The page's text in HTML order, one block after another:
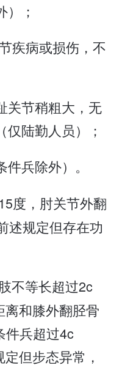
；
疾病或损伤，不
关节稍粗大，无
陆勤人员）；
兵除外）。
度，肘关节外翻
述规定但存在功
不等长超过2c
和膝外翻胫骨
件兵超过4c
但步态异常，